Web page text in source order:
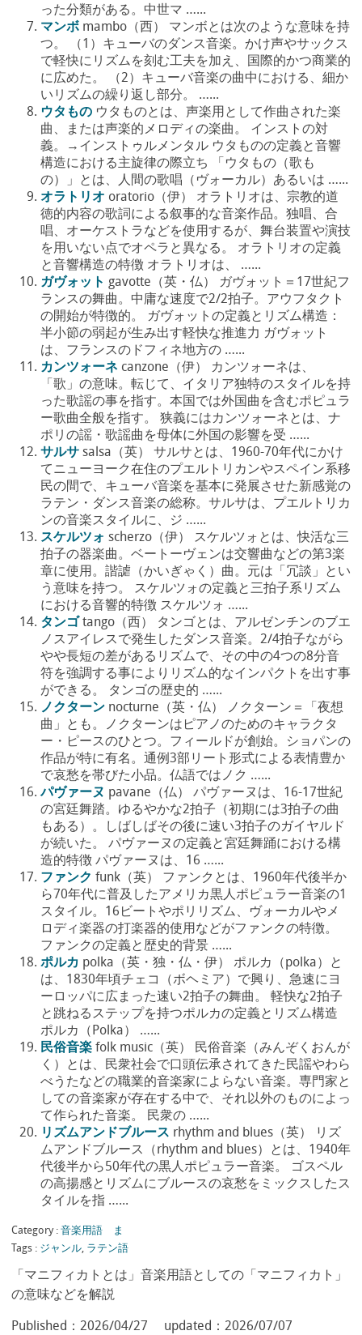
った分類がある。中世マ …...
マンボ mambo（西） マンボとは次のような意味を持
つ。 （1）キューバのダンス音楽。かけ声やサックス
で軽快にリズムを刻む工夫を加え、国際的かつ商業的
に広めた。 （2）キューバ音楽の曲中における、細か
いリズムの繰り返し部分。 …...
ウタもの ウタものとは、声楽用として作曲された楽
曲、または声楽的メロディの楽曲。 インストの対
義。→インストゥルメンタル ウタものの定義と音響
構造における主旋律の際立ち 「ウタもの（歌も
の）」とは、人間の歌唱（ヴォーカル）あるいは …...
オラトリオ oratorio（伊） オラトリオは、宗教的道
徳的内容の歌詞による叙事的な音楽作品。独唱、合
唱、オーケストラなどを使用するが、舞台装置や演技
を用いない点でオペラと異なる。 オラトリオの定義
と音響構造の特徴 オラトリオは、 …...
ガヴォット gavotte（英・仏） ガヴォット＝17世紀フ
ランスの舞曲。中庸な速度で2/2拍子。アウフタクト
の開始が特徴的。 ガヴォットの定義とリズム構造：
半小節の弱起が生み出す軽快な推進力 ガヴォット
は、フランスのドフィネ地方の …...
カンツォーネ canzone（伊） カンツォーネは、
「歌」の意味。転じて、イタリア独特のスタイルを持
った歌謡の事を指す。本国では外国曲を含むポピュラ
ー歌曲全般を指す。 狭義にはカンツォーネとは、ナ
ポリの謡・歌謡曲を母体に外国の影響を受 …...
サルサ salsa（英） サルサとは、1960-70年代にかけ
てニューヨーク在住のプエルトリカンやスペイン系移
民の間で、キューバ音楽を基本に発展させた新感覚の
ラテン・ダンス音楽の総称。サルサは、プエルトリカ
ンの音楽スタイルに、ジ …...
スケルツォ scherzo（伊） スケルツォとは、快活な三
拍子の器楽曲。ベートーヴェンは交響曲などの第3楽
章に使用。諧謔（かいぎゃく）曲。元は「冗談」とい
う意味を持つ。 スケルツォの定義と三拍子系リズム
における音響的特徴 スケルツォ …...
タンゴ tango（西） タンゴとは、アルゼンチンのブエ
ノスアイレスで発生したダンス音楽。2/4拍子ながら
やや長短の差があるリズムで、その中の4つの8分音
符を強調する事によりリズム的なインパクトを出す事
ができる。 タンゴの歴史的 …...
ノクターン nocturne（英・仏） ノクターン＝「夜想
曲」とも。ノクターンはピアノのためのキャラクタ
ー・ピースのひとつ。フィールドが創始。ショパンの
作品が特に有名。通例3部リート形式による表情豊か
で哀愁を帯びた小品。仏語ではノク …...
パヴァーヌ pavane（仏） パヴァーヌは、16-17世紀
の宮廷舞踏。ゆるやかな2拍子（初期には3拍子の曲
もある）。しばしばその後に速い3拍子のガイヤルド
が続いた。 パヴァーヌの定義と宮廷舞踊における構
造的特徴 パヴァーヌは、16 …...
ファンク funk（英） ファンクとは、1960年代後半か
ら70年代に普及したアメリカ黒人ポピュラー音楽の1
スタイル。16ビートやポリリズム、ヴォーカルやメ
ロディ楽器の打楽器的使用などがファンクの特徴。
ファンクの定義と歴史的背景 …...
ポルカ polka（英・独・仏・伊） ポルカ（polka）と
は、1830年頃チェコ（ボヘミア）で興り、急速にヨ
ーロッパに広まった速い2拍子の舞曲。 軽快な2拍子
と跳ねるステップを持つポルカの定義とリズム構造
ポルカ（Polka） …...
民俗音楽 folk music（英） 民俗音楽（みんぞくおんが
く）とは、民衆社会で口頭伝承されてきた民謡やわら
べうたなどの職業的音楽家によらない音楽。専門家と
しての音楽家が存在する中で、それ以外のものによっ
て作られた音楽。 民衆の …...
リズムアンドブルース rhythm and blues（英） リズ
ムアンドブルース（rhythm and blues）とは、1940年
代後半から50年代の黒人ポピュラー音楽。 ゴスペル
の高揚感とリズムにブルースの哀愁をミックスしたス
タイルを指 …...
Category : 音楽用語 ま
Tags : ジャンル, ラテン語
「マニフィカトとは」音楽用語としての「マニフィカト」
の意味などを解説
Published： 2026/04/27 updated： 2026/07/07